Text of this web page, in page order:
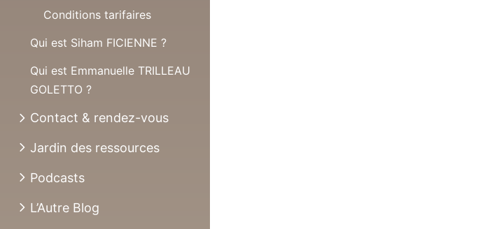
Conditions tarifaires
Qui est Siham FICIENNE ?
Qui est Emmanuelle TRILLEAU
GOLETTO ?
Contact & rendez-vous
Jardin des ressources
Podcasts
L’Autre Blog